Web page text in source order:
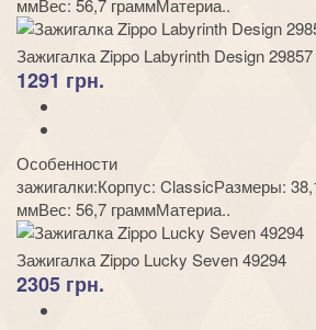
ммВес: 56,7 граммМатериа..
Зажигалка Zippo Labyrinth Design 29857
1291 грн.
Особенности
зажигалки:Корпус: ClassicРазмеры:
ммВес: 56,7 граммМатериа..
Зажигалка Zippo Lucky Seven 49294
2305 грн.